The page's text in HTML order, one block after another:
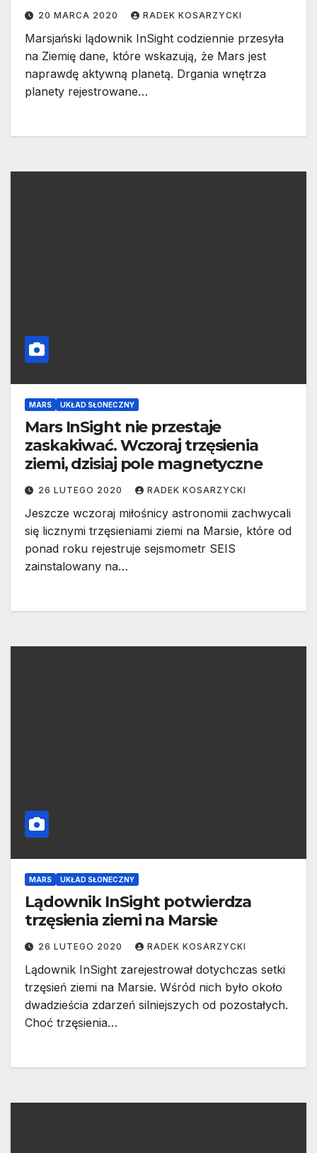
20 MARCA 2020 RADEK KOSARZYCKI
Marsjański lądownik InSight codziennie przesyła
na Ziemię dane, które wskazują, że Mars jest
naprawdę aktywną planetą. Drgania wnętrza
planety rejestrowane…
MARS UKŁAD SŁONECZNY
Mars InSight nie przestaje
zaskakiwać. Wczoraj trzęsienia
ziemi, dzisiaj pole magnetyczne
26 LUTEGO 2020 RADEK KOSARZYCKI
Jeszcze wczoraj miłośnicy astronomii zachwycali
się licznymi trzęsieniami ziemi na Marsie, które od
ponad roku rejestruje sejsmometr SEIS
zainstalowany na…
MARS UKŁAD SŁONECZNY
Lądownik InSight potwierdza
trzęsienia ziemi na Marsie
26 LUTEGO 2020 RADEK KOSARZYCKI
Lądownik InSight zarejestrował dotychczas setki
trzęsień ziemi na Marsie. Wśród nich było około
dwadzieścia zdarzeń silniejszych od pozostałych.
Choć trzęsienia…